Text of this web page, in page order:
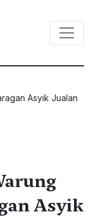
Asyik Jualan
Asyik